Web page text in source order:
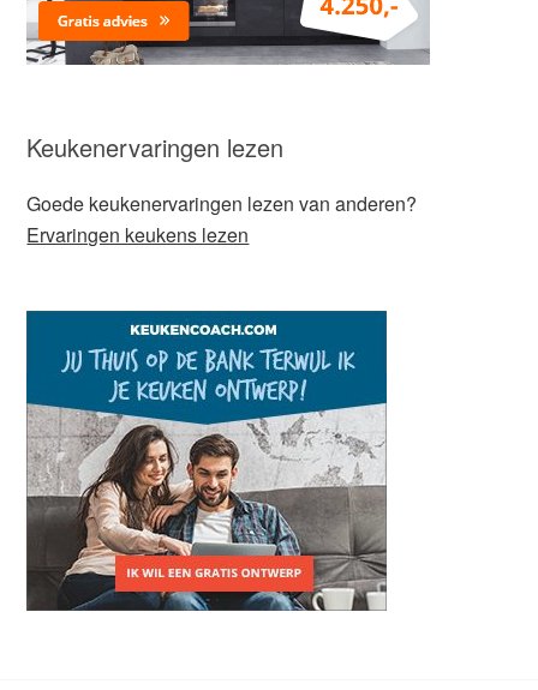
Keukenervaringen lezen
Goede keukenervaringen lezen van anderen?
Ervaringen keukens lezen